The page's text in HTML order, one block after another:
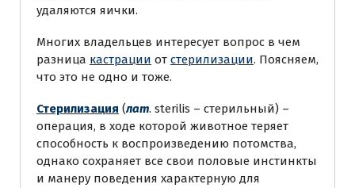
удаляются яички.
Многих владельцев интересует вопрос в чем
разница кастрации от стерилизации. Поясняем,
что это не одно и тоже.
Стерилизация (лат. sterilis – стерильный) –
операция, в ходе которой животное теряет
способность к воспроизведению потомства,
однако сохраняет все свои половые инстинкты
и манеру поведения характерную для